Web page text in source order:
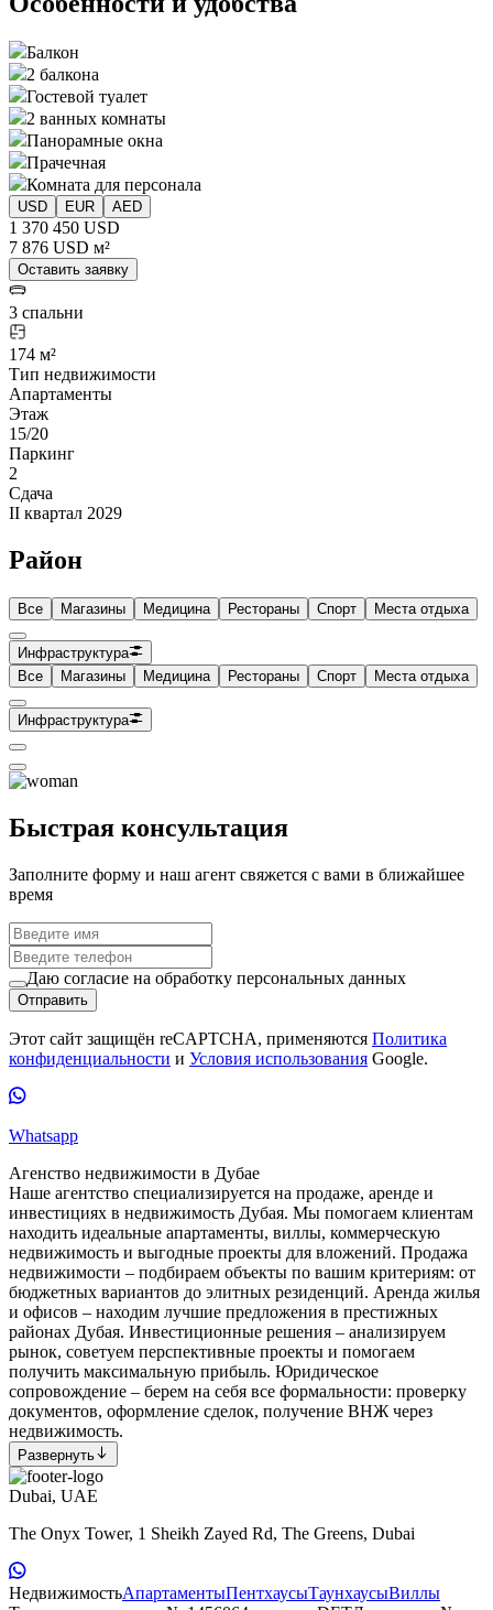
Балкон
2 балкона
Гостевой туалет
2 ванных комнаты
Панорамные окна
Прачечная
Комната для персонала
USD EUR AED
1 370 450 USD
7 876 USD м²
Оставить заявку
3 спальни
174 м²
Тип недвижимости
Апартаменты
Этаж
15/20
Паркинг
2
Сдача
II квартал 2029
Район
Все Магазины Медицина Рестораны Спорт Места отдыха
Инфраструктура
Все
Магазины Медицина Рестораны Спорт Места отдыха
Инфраструктура
Быстрая консультация
Заполните форму и наш агент свяжется с вами в ближайшее
время
Даю согласие на обработку персональных данных
Отправить
Этот сайт защищён reCAPTCHA, применяются Политика
конфиденциальности и Условия использования Google.
Whatsapp
Агенство недвижимости в Дубае
Наше агентство специализируется на продаже, аренде и
инвестициях в недвижимость Дубая. Мы помогаем клиентам
находить идеальные апартаменты, виллы, коммерческую
недвижимость и выгодные проекты для вложений. Продажа
недвижимости – подбираем объекты по вашим критериям: от
бюджетных вариантов до элитных резиденций. Аренда жилья
и офисов – находим лучшие предложения в престижных
районах Дубая. Инвестиционные решения – анализируем
рынок, советуем перспективные проекты и помогаем
получить максимальную прибыль. Юридическое
сопровождение – берем на себя все формальности: проверку
документов, оформление сделок, получение ВНЖ через
недвижимость.
Развернуть
Dubai, UAE
The Onyx Tower, 1 Sheikh Zayed Rd, The Greens, Dubai
НедвижимостьАпартаментыПентхаусыТаунхаусыВиллы